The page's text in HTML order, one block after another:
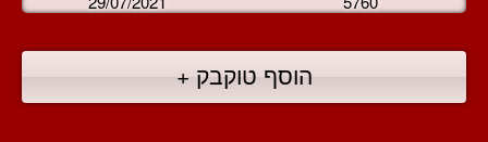
הוסף טוקבק +